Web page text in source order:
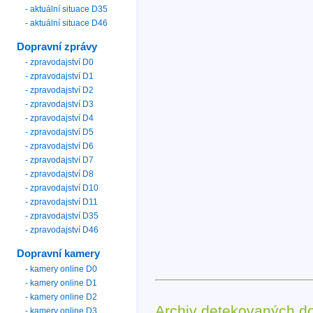
- aktuální situace D35
- aktuální situace D46
Dopravní zprávy
- zpravodajství D0
- zpravodajství D1
- zpravodajství D2
- zpravodajství D3
- zpravodajství D4
- zpravodajství D5
- zpravodajství D6
- zpravodajství D7
- zpravodajství D8
- zpravodajství D10
- zpravodajství D11
- zpravodajství D35
- zpravodajství D46
Dopravní kamery
- kamery online D0
- kamery online D1
- kamery online D2
- kamery online D3